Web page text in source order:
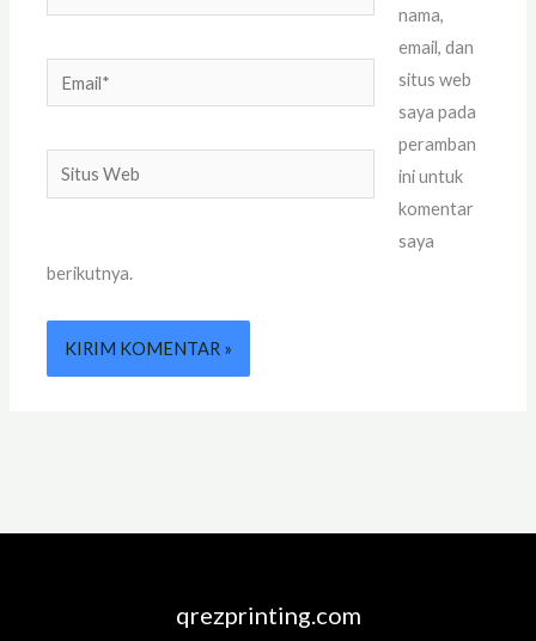
Email*
Situs
Web
nama,
email, dan
situs web
saya pada
peramban
ini untuk
komentar
saya
berikutnya.
qrezprinting.com